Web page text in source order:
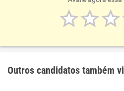
Outros candidatos também